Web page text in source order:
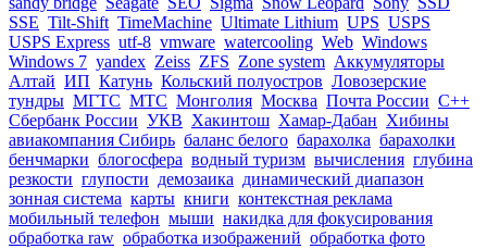
SSE Tilt-Shift TimeMachine Ultimate Lithium UPS USPS
USPS Express utf-8 vmware watercooling Web Windows
Windows 7 yandex Zeiss ZFS Zone system Аккумуляторы
Алтай ИП Катунь Кольский полуостров Ловозерские
тундры МГТС МТС Монголия Москва Почта России С++
Сбербанк России УКВ Хакинтош Хамар-Дабан Хибины
авиакомпания Сибирь баланс белого барахолка барахолки
бенчмарки блогосфера водный туризм вычисления глубина
резкости глупости демозаика динамический диапазон
зонная система карты книги контекстная реклама
мобильный телефон мыши накидка для фокусирования
обработка raw обработка изображений обработка фото